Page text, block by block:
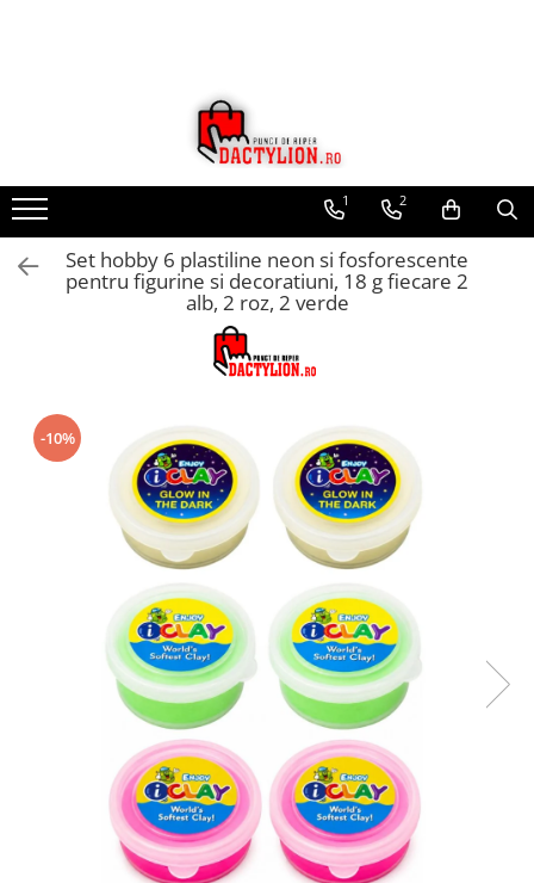
1 2
Set hobby 6 plastiline neon si fosforescente
pentru figurine si decoratiuni, 18 g fiecare 2
alb, 2 roz, 2 verde
-10%